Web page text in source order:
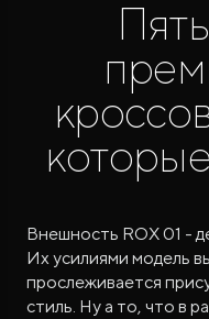
от 9 300 000 ₽*
Внешность ROX 01 -
Их усилиями модель
прослеживается
стиль. Ну а то, что в